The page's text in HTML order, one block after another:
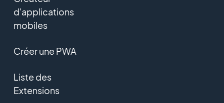
d'applications
mobiles
Créer une PWA
Liste des
Extensions